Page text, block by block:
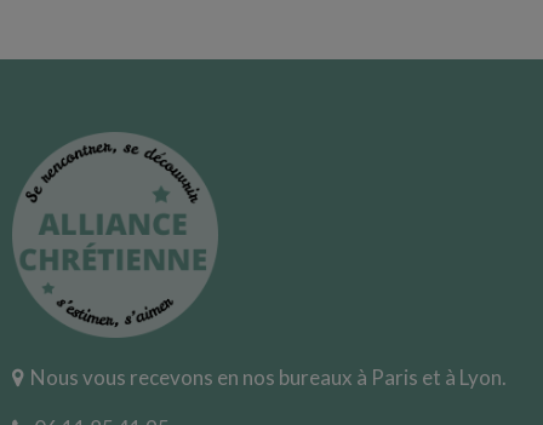
Nous vous recevons en nos bureaux à Paris et à Lyon.